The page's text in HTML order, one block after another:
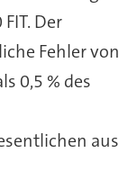
Der
Fehler von
0,5 % des
aus